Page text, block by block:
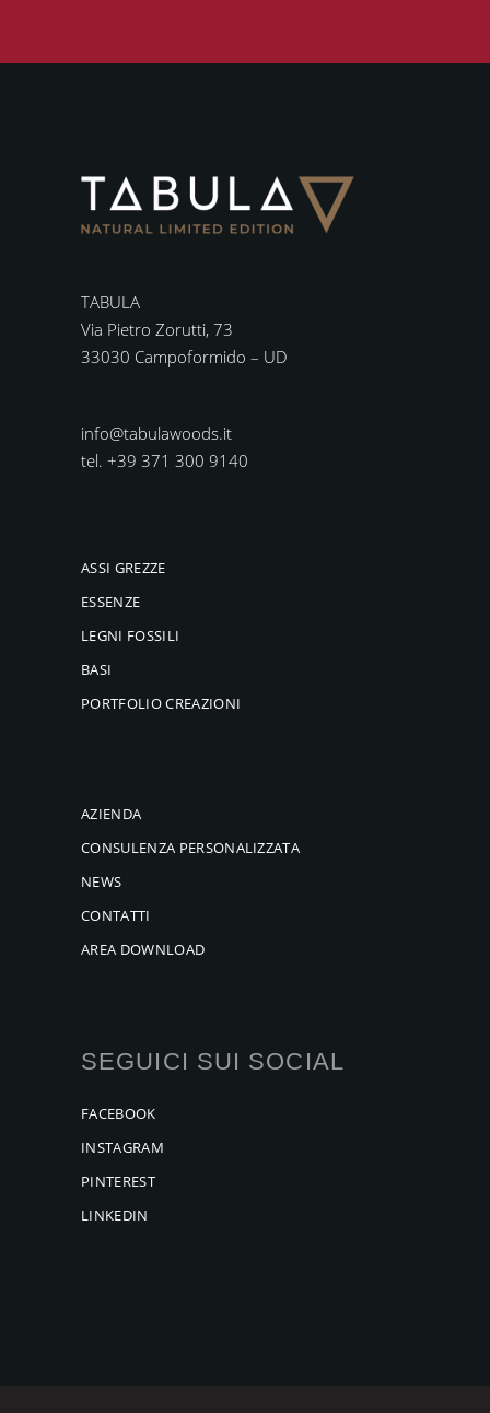
TABULA
Via Pietro Zorutti, 73
33030 Campoformido – UD
info@tabulawoods.it
tel. +39 371 300 9140
ASSI GREZZE
ESSENZE
LEGNI FOSSILI
BASI
PORTFOLIO CREAZIONI
AZIENDA
CONSULENZA PERSONALIZZATA
NEWS
CONTATTI
AREA DOWNLOAD
SEGUICI SUI SOCIAL
FACEBOOK
INSTAGRAM
PINTEREST
LINKEDIN